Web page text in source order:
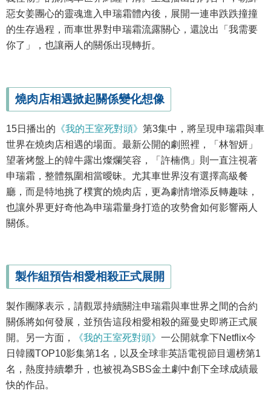
惡女姜團心的靈魂進入申瑞霜體內後，展開一連串跌跌撞撞
的生存過程，而車世界對申瑞霜流露關心，還說出「我需要
你了」，也讓兩人的關係出現轉折。
燒肉店相遇掀起關係變化想像
15日播出的 《我的王室死對頭》 第3集中，將呈現申瑞霜與車
世界在燒肉店相遇的場面。最新公開的劇照裡，「林智妍」
望著烤盤上的韓牛露出燦爛笑容，「許楠儁」則一直注視著
申瑞霜，整體氛圍相當曖昧。尤其車世界沒有選擇高級餐
廳，而是特地挑了樸實的燒肉店，更為劇情增添反轉趣味，
也讓外界更好奇他為申瑞霜量身打造的攻勢會如何影響兩人
關係。
製作組預告相愛相殺正式展開
製作團隊表示，請觀眾持續關注申瑞霜與車世界之間的合約
關係將如何發展，並預告這段相愛相殺的羅曼史即將正式展
開。另一方面，
《我的王室死對頭》 一公開就拿下Netflix今
日韓國TOP10影集第1名，以及全球非英語電視節目週榜第1
名，熱度持續攀升，也被視為SBS金土劇中創下全球成績最
快的作品。